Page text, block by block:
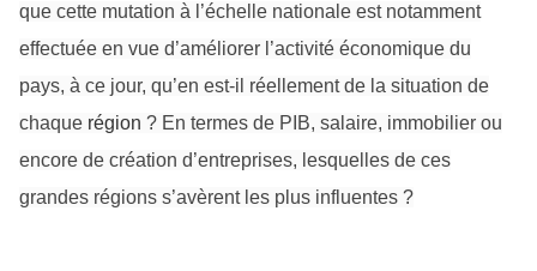
que cette mutation à l’échelle nationale est notamment
effectuée en vue d’améliorer l’activité économique du
pays, à ce jour, qu’en est-il réellement de la situation de
chaque région ? En termes de PIB, salaire, immobilier ou
encore de création d’entreprises, lesquelles de ces
grandes régions s’avèrent les plus influentes ?